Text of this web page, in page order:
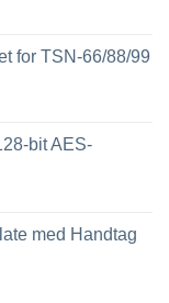
for TSN-66/88/99
bit AES-
med Handtag